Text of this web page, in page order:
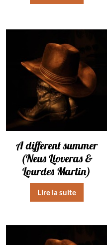
A different summer
(Neus Lloveras &
Lourdes Martin)
Lire la suite